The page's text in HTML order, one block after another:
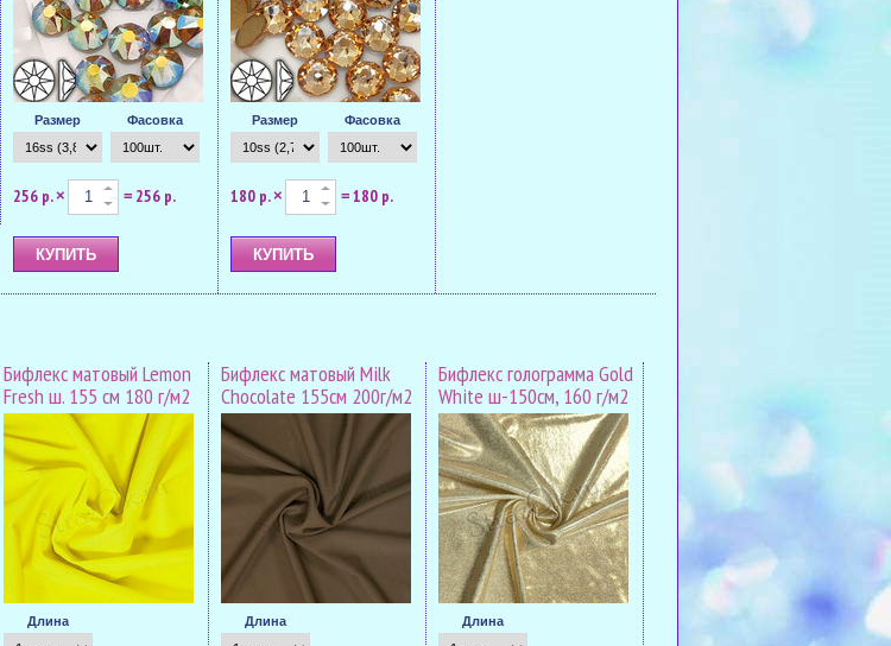
Размер Фасовка
256 р.× = 256 р.
Размер Фасовка
180 р.× = 180 р.
Бифлекс матовый Lemon
Fresh ш. 155 см 180 г/м2
Длина
Бифлекс матовый Milk
Chocolate 155см 200г/м2
Длина
Бифлекс голограмма Gold
White ш-150см, 160 г/м2
Длина